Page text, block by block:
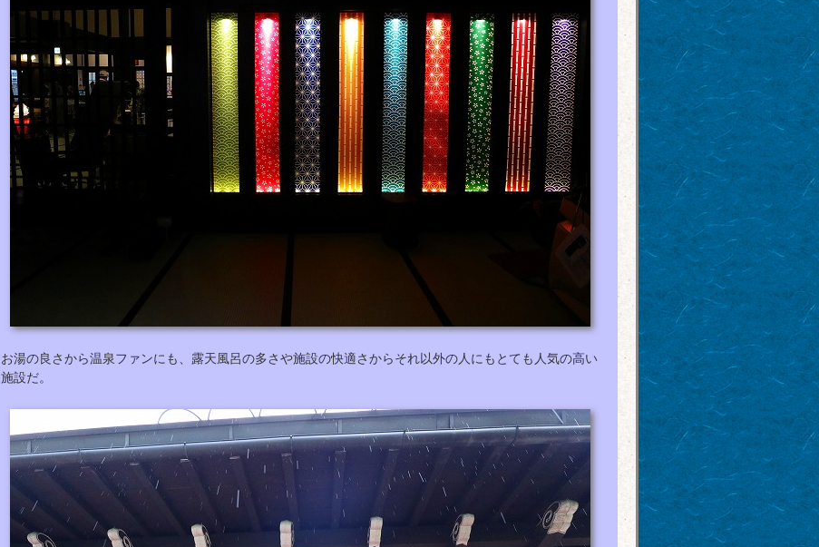
お湯の良さから温泉ファンにも、露天風呂の多さや施設の快適さからそれ以外の人にもとても人気の高い
施設だ。